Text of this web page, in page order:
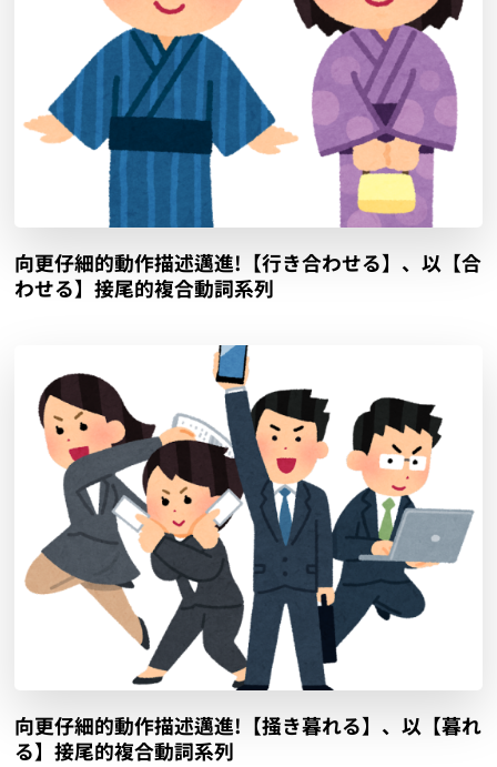
向更仔細的動作描述邁進!【行き合わせる】、以【合
わせる】接尾的複合動詞系列
向更仔細的動作描述邁進!【掻き暮れる】、以【暮れ
る】接尾的複合動詞系列